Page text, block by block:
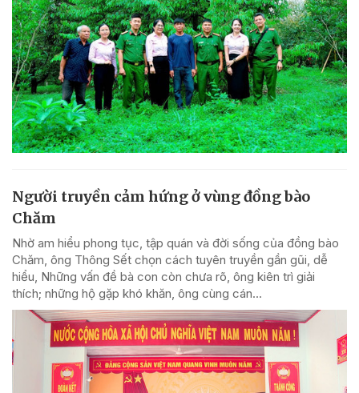
Người truyền cảm hứng ở vùng đồng bào
Chăm
Nhờ am hiểu phong tục, tập quán và đời sống của đồng bào
Chăm, ông Thông Sết chọn cách tuyên truyền gần gũi, dễ
hiểu, Những vấn đề bà con còn chưa rõ, ông kiên trì giải
thích; những hộ gặp khó khăn, ông cùng cán...